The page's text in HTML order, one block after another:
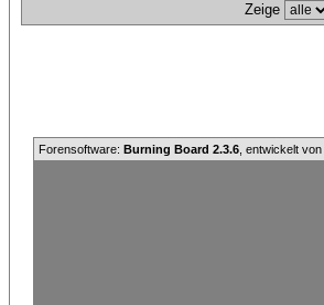
Zeige
Forensoftware: Burning Board 2.3.6 , entwickelt von